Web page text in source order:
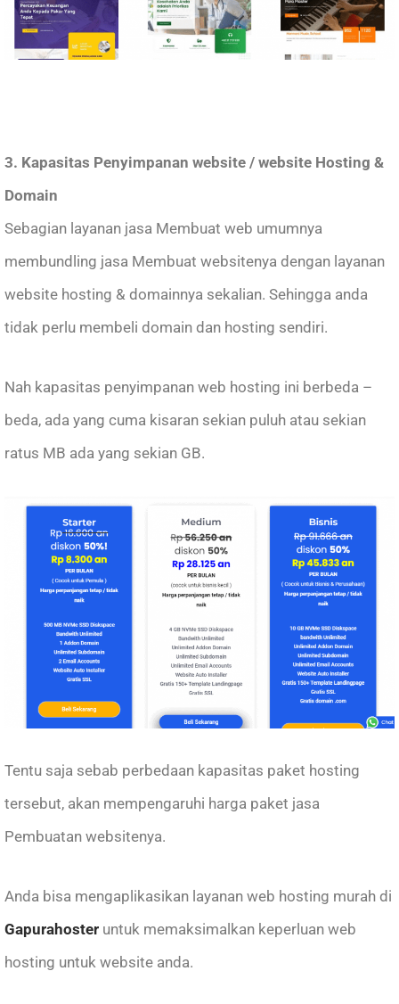
3. Kapasitas Penyimpanan website / website Hosting &
Domain
Sebagian layanan jasa Membuat web umumnya
membundling jasa Membuat websitenya dengan layanan
website hosting & domainnya sekalian. Sehingga anda
tidak perlu membeli domain dan hosting sendiri.
Nah kapasitas penyimpanan web hosting ini berbeda –
beda, ada yang cuma kisaran sekian puluh atau sekian
ratus MB ada yang sekian GB.
Tentu saja sebab perbedaan kapasitas paket hosting
tersebut, akan mempengaruhi harga paket jasa
Pembuatan websitenya.
Anda bisa mengaplikasikan layanan web hosting murah di
Gapurahoster untuk memaksimalkan keperluan web
hosting untuk website anda.